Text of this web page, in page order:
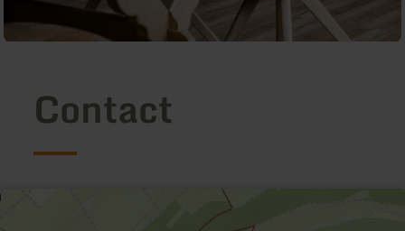
Contact